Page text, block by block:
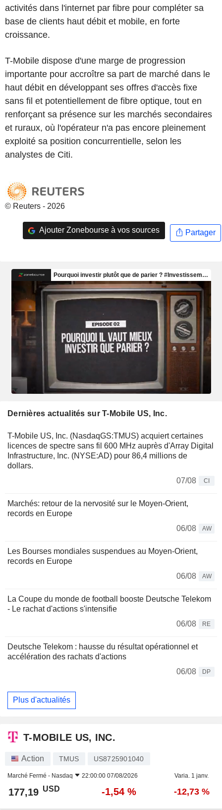
activités dans l'internet par fibre pour compléter sa
base de clients haut débit et mobile, en forte
croissance.
T-Mobile dispose d'une marge de progression
importante pour accroître sa part de marché dans le
haut débit en développant ses offres d'accès fixe
sans fil et potentiellement de fibre optique, tout en
renforçant sa présence sur les marchés secondaires
et ruraux, où l'opérateur n'a pas encore pleinement
exploité sa position concurrentielle, selon les
analystes de Citi.
© Reuters - 2026
Ajouter Zonebourse à vos sources Partager
Dernières actualités sur T-Mobile US, Inc.
T-Mobile US, Inc. (NasdaqGS:TMUS) acquiert certaines
licences de spectre sans fil 600 MHz auprès d'Array Digital
Infrastructure, Inc. (NYSE:AD) pour 86,4 millions de
dollars.
07/08
CI
Marchés: retour de la nervosité sur le Moyen-Orient,
records en Europe
06/08
AW
Les Bourses mondiales suspendues au Moyen-Orient,
records en Europe
06/08
AW
La Coupe du monde de football booste Deutsche Telekom
- Le rachat d'actions s'intensifie
06/08
RE
Deutsche Telekom : hausse du résultat opérationnel et
accélération des rachats d'actions
06/08
DP
Plus d'actualités
T-MOBILE US, INC.
Action TMUS US8725901040
Marché Fermé - Nasdaq 22:00:00 07/08/2026 Varia. 1 janv.
177,19 USD -1,54 % -12,73 %